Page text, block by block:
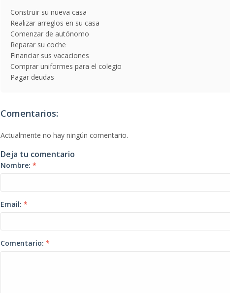
Construir su nueva casa
Realizar arreglos en su casa
Comenzar de autónomo
Reparar su coche
Financiar sus vacaciones
Comprar uniformes para el colegio
Pagar deudas
Comentarios:
Actualmente no hay ningún comentario.
Deja tu comentario
Nombre: *
Email: *
Comentario: *